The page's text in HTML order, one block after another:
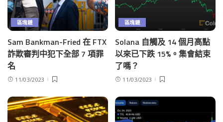
區塊鏈
Sam Bankman-Fried 在 FTX
詐欺審判中犯下全部 7 項罪
名
11/03/2023
區塊鏈
Solana 自觸及 14 個月高點
以來已下跌 15%。集會結束
了嗎？
11/03/2023